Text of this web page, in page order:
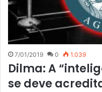
7/01/2019 0 1.039
Dilma: A
se deve